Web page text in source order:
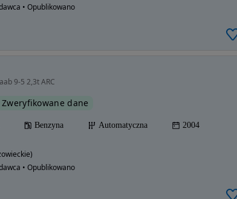
• Opublikowano
9-5 2,3t ARC
Zweryfikowane dane
Benzyna Automatyczna 2004
• Opublikowano